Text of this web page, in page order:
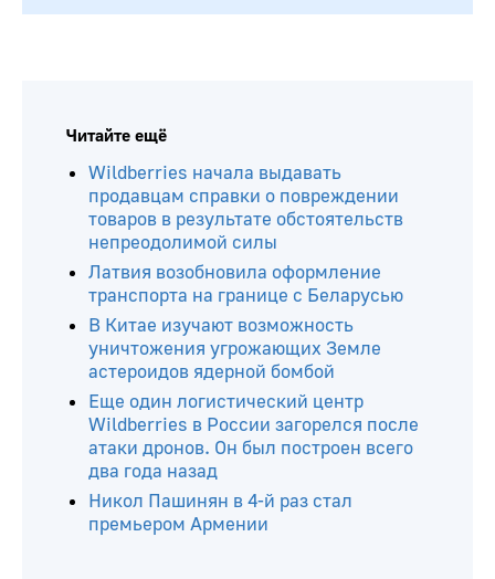
Читайте ещё
Wildberries начала выдавать
продавцам справки о повреждении
товаров в результате обстоятельств
непреодолимой силы
Латвия возобновила оформление
транспорта на границе с Беларусью
В Китае изучают возможность
уничтожения угрожающих Земле
астероидов ядерной бомбой